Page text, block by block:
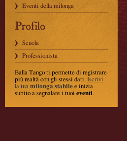
Eventi della milonga
Scuola
Professionista
Balla Tango ti permette di registrare
più realtà con gli stessi dati. Iscrivi
la tua milonga stabile e inizia
subito a segnalare i tuoi eventi.